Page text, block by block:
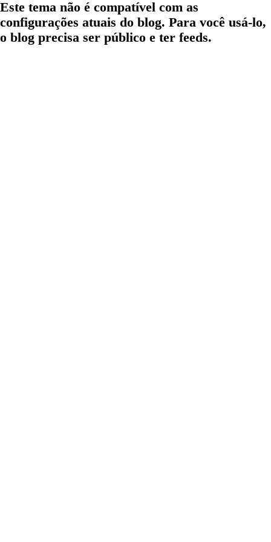
Este tema não é compatível com as
configurações atuais do blog. Para você usá-lo,
o blog precisa ser público e ter feeds.